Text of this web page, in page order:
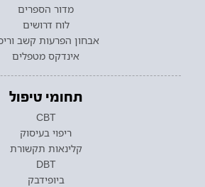
מדור הספרים
לוח דרושים
אבחון הפרעות קשב
אינדקס מטפלים
תחומי טיפול
CBT
ריפוי בעיסוק
קלינאות תקשורת
DBT
ביופידבק